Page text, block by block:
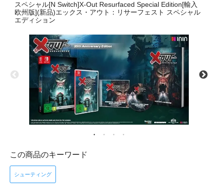
スペシャル[N Switch]X-Out Resurfaced Special Edition[輸入
欧州版](新品)エックス・アウト：リサーフェスト スペシャル
エディション
この商品のキーワード
シューティング